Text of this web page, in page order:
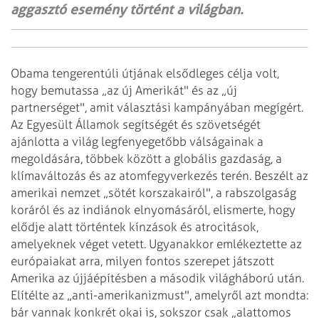
aggasztó esemény történt a világban.
Obama tengerentúli útjának elsődleges célja volt,
hogy bemutassa „az új Amerikát" és az „új
partnerséget", amit választási kampányában megígért.
Az Egyesült Államok segítségét és szövetségét
ajánlotta a világ legfenyegetőbb válságainak a
megoldására, többek között a globális gazdaság, a
klímaváltozás és az atomfegyverkezés terén. Beszélt az
amerikai nemzet „sötét korszakairól", a rabszolgaság
koráról és az indiánok elnyomásáról, elismerte, hogy
elődje alatt történtek kínzások és atrocitások,
amelyeknek véget vetett. Ugyanakkor emlékeztette az
európaiakat arra, milyen fontos szerepet játszott
Amerika az újjáépítésben a második világháború után.
Elítélte az „anti-amerikanizmust", amelyről azt mondta:
bár vannak konkrét okai is, sokszor csak „alattomos